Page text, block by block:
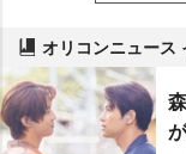
オリコンニュース